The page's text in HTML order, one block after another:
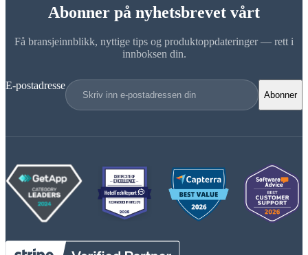
Abonner på nyhetsbrevet vårt
Få bransjeinnblikk, nyttige tips og produktoppdateringer — rett i
innboksen din.
E-postadresse
Abonner